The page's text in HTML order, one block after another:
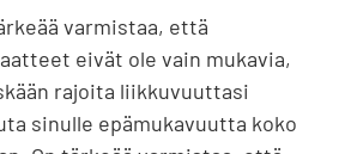
varmistaa, että
eivät ole vain mukavia,
rajoita liikkuvuuttasi
sinulle epämukavuutta koko